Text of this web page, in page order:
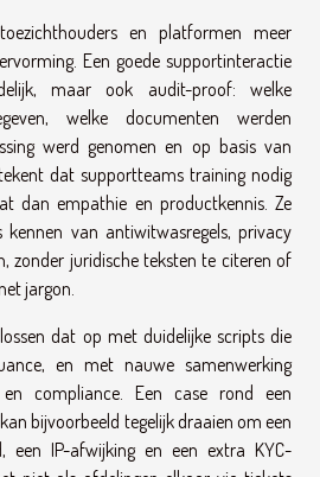
en platformen meer
Een goede supportinteractie
maar ook audit-proof: welke
welke documenten werden
werd genomen en op basis van
dat supportteams training nodig
dan empathie en productkennis. Ze
kennen van antiwitwasregels, privacy
zonder juridische teksten te citeren of
jargon.
dat op met duidelijke scripts die
en met nauwe samenwerking
compliance. Een case rond een
bijvoorbeeld tegelijk draaien om een
een IP-afwijking en een extra KYC-